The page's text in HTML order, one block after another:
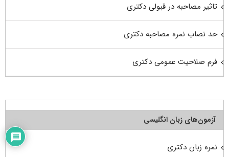
تاثیر مصاحبه در قبولی دکتری
حد نصاب نمره مصاحبه دکتری
فرم صلاحیت عمومی دکتری
آزمون‌های زبان انگلیسی
نمره زبان دکتری